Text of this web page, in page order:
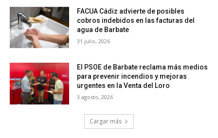
FACUA Cádiz advierte de posibles
cobros indebidos en las facturas del
agua de Barbate
31 julio, 2026
El PSOE de Barbate reclama más medios
para prevenir incendios y mejoras
urgentes en la Venta del Loro
3 agosto, 2026
Cargar más